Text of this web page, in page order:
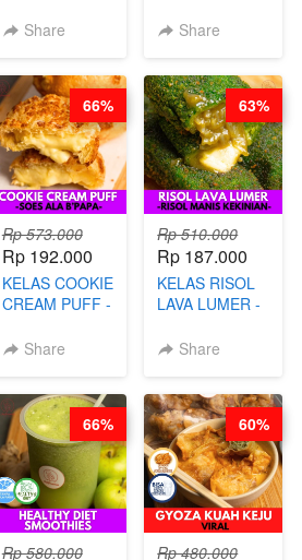
LENGKAP
PANGSIT -BY
CHEF DITA
Share
KACANG
Share
Rp 573.000
Rp 192.000
KELAS COOKIE
CREAM PUFF -
B’PAPA-BY
Share
66%
Rp 510.000
Rp 187.000
KELAS RISOL
LAVA LUMER -
KEKINIAN-BY
Share
63%
Rp 580.000
66%
Rp 480.000
60%